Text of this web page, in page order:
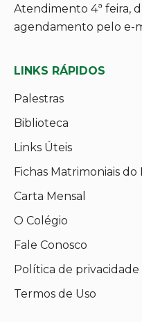
Atendimento 4ª feira,
agendamento pelo e-
LINKS RÁPIDOS
Palestras
Biblioteca
Links Úteis
Fichas Matrimoniais do
Carta Mensal
O Colégio
Fale Conosco
Política de privacidade
Termos de Uso